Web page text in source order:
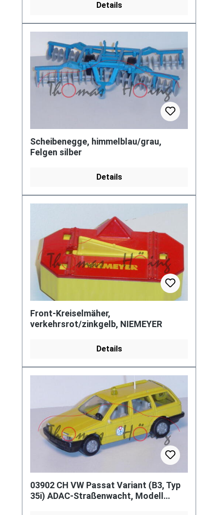
Details
Scheibenegge, himmelblau/grau,
Felgen silber
Details
Front-Kreiselmäher,
verkehrsrot/zinkgelb, NIEMEYER
Details
03902 CH VW Passat Variant (B3, Typ
35i) ADAC-Straßenwacht, Modell